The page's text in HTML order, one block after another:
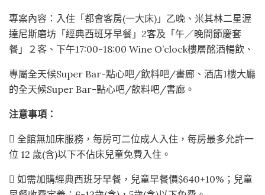
專案內容：入住「都會客房(一大床)」乙晚、米其林二星渥
達尼斯磨坊「經典西班牙早餐」2客及「午／晚間節慶套
餐」２客、下午17:00-18:00 Wine O’clock樓層酩酒暢飲、
專屬全天候Super Bar-點心吧/飲料吧/書廊、酒店1樓大廳
的全天候Super Bar-點心吧/飲料吧/書廊。
注意事項：
 全館無加床服務，每房可二位成人入住，每房最多允許一
位 12 歲(含)以下不佔床兒童免費入住。
 如需加購經典西班牙早餐，兒童早餐價$640+10%；兒童